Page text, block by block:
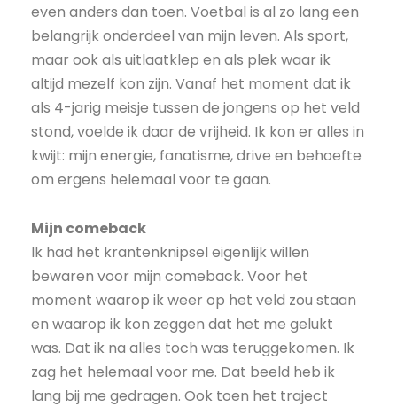
even anders dan toen. Voetbal is al zo lang een
belangrijk onderdeel van mijn leven. Als sport,
maar ook als uitlaatklep en als plek waar ik
altijd mezelf kon zijn. Vanaf het moment dat ik
als 4-jarig meisje tussen de jongens op het veld
stond, voelde ik daar de vrijheid. Ik kon er alles in
kwijt: mijn energie, fanatisme, drive en behoefte
om ergens helemaal voor te gaan.
Mijn comeback
Ik had het krantenknipsel eigenlijk willen
bewaren voor mijn comeback. Voor het
moment waarop ik weer op het veld zou staan
en waarop ik kon zeggen dat het me gelukt
was. Dat ik na alles toch was teruggekomen. Ik
zag het helemaal voor me. Dat beeld heb ik
lang bij me gedragen. Ook toen het traject